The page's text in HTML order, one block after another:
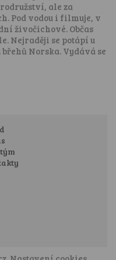
ale za
Pod vodou i filmuje, v
živočichové. Občas
Nejraději se potápí u
Norska. Vydává se